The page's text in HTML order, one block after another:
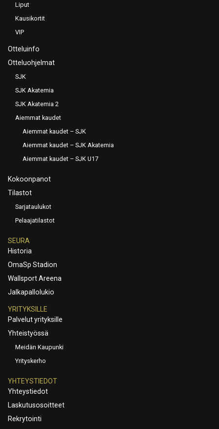
Liput
Kausikortit
VIP
Otteluinfo
Otteluohjelmat
SJK
SJK Akatemia
SJK Akatemia 2
Aiemmat kaudet
Aiemmat kaudet – SJK
Aiemmat kaudet – SJK Akatemia
Aiemmat kaudet – SJK U17
Kokoonpanot
Tilastot
Sarjataulukot
Pelaajatilastot
SEURA
Historia
OmaSp Stadion
Wallsport Areena
Jalkapallolukio
YRITYKSILLE
Palvelut yrityksille
Yhteistyössä
Meidän Kaupunki
Yrityskerho
YHTEYSTIEDOT
Yhteystiedot
Laskutusosoitteet
Rekrytointi